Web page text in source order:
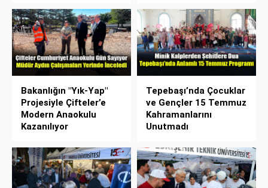
Bakanlığın "Yık-Yap"
Projesiyle Çifteler’e
Modern Anaokulu
Kazanılıyor
Tepebaşı’nda Çocuklar
ve Gençler 15 Temmuz
Kahramanlarını
Unutmadı